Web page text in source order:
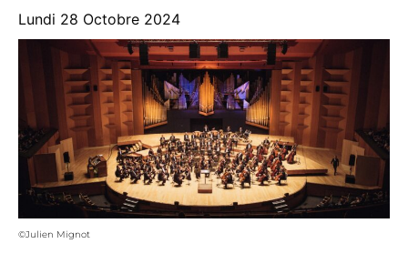
Lundi 28 Octobre 2024
©Julien Mignot